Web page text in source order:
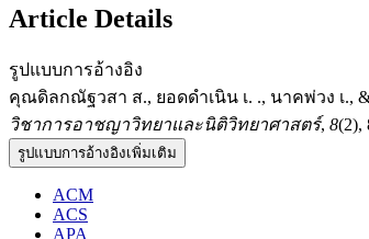
Article Details
รูปแบบการอ้างอิง
คุณดิลกณัฐวสา ส., ยอดดำเนิน เ. ., นาคพ่วง เ.,
วิชาการอาชญาวิทยาและนิติวิทยาศาสตร์, 8(2),
รูปแบบการอ้างอิงเพิ่มเติม
ACM
ACS
APA